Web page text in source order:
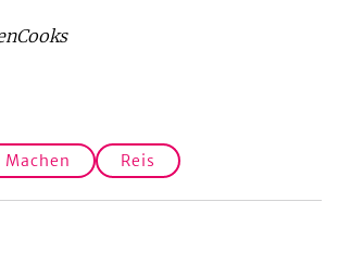
Reis